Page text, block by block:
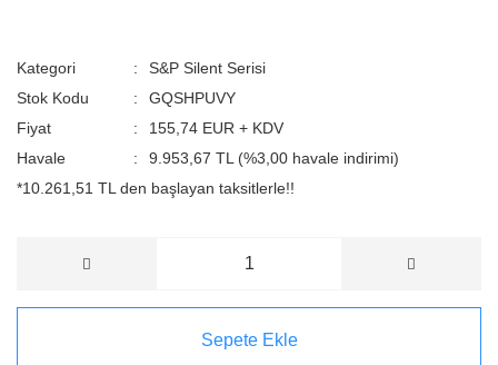
Kategori
S&P Silent Serisi
Stok Kodu
GQSHPUVY
Fiyat
155,74 EUR + KDV
Havale
9.953,67 TL (%3,00 havale indirimi)
*10.261,51 TL den başlayan taksitlerle!!
Sepete Ekle